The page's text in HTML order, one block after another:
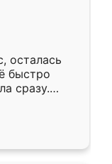
из
здесь.
осталась
быстро
сразу.
к
Собрали
даже